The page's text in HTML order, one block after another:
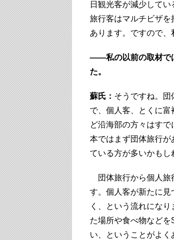
日観光客が減少して
旅行客はマルチビザを
あります。ですので、
――私の以前の取材で
た。
蘇氏： そうですね。
で、個人客、とくに
ど沿海部の方々はす
本ではまず団体旅行が
ている方が多いかもし
団体旅行から個人旅
す。個人客が新たに
く、という流れにな
た場所や食べ物など
い、ということがよく